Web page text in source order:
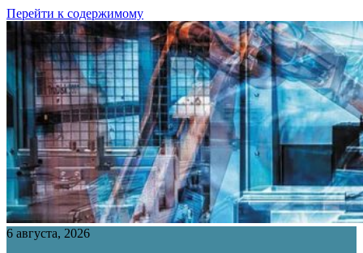
Перейти к содержимому
6 августа, 2026